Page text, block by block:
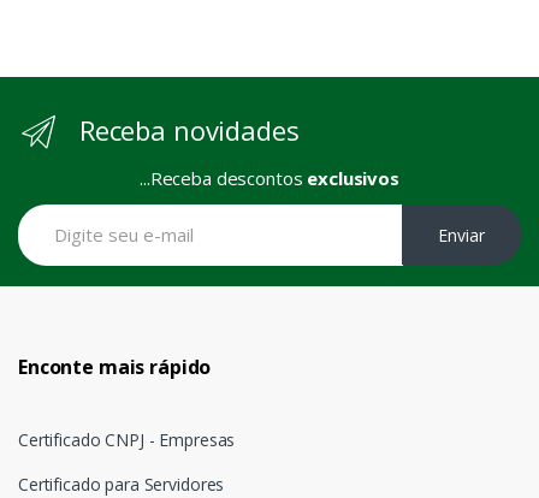
Receba novidades
...Receba descontos exclusivos
Enviar
Enconte mais rápido
Certificado CNPJ - Empresas
Certificado para Servidores